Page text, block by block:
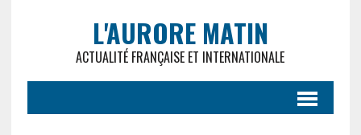
L'AURORE MATIN
ACTUALITÉ FRANÇAISE ET INTERNATIONALE